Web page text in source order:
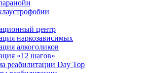
центр
наркозависимых
алкоголиков
«12 шагов»
реабилитации Day Top